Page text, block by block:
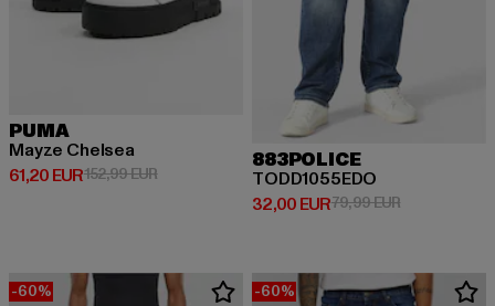
PUMA
Mayze Chelsea
61,20 EUR
Derzeitiger Preis: 61,20 EUR
152,99 EURAktionspreis: 152,99 EUR
883POLICE
TODD1055EDO
32,00 EUR
Derzeitiger Preis: 32,00 EUR
79,99 EURAktionspreis:
-60% -60%